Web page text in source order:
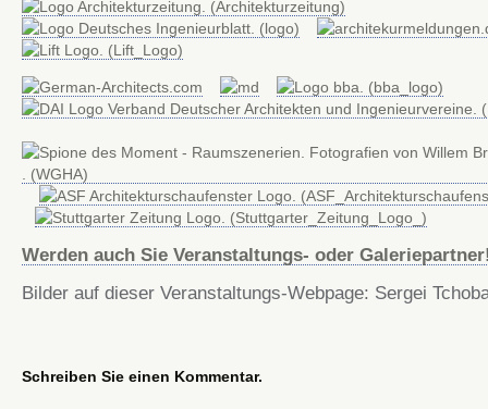
Werden auch Sie Veranstaltungs- oder
Bilder auf dieser Veranstaltungs-Webpage: Sergei
Schreiben Sie einen Kommentar.